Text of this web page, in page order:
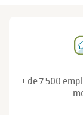
+ de 7 500